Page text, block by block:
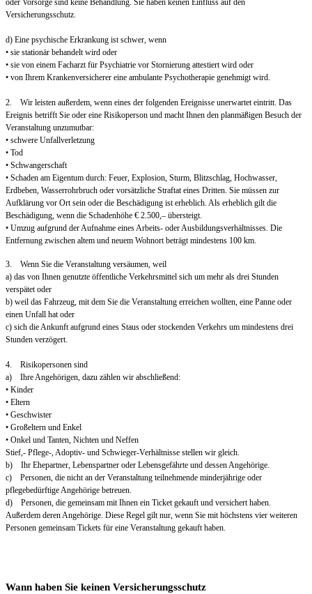
oder Vorsorge sind keine Behandlung. Sie haben keinen Einfluss auf den
Versicherungsschutz.
d) Eine psychische Erkrankung ist schwer, wenn
• sie stationär behandelt wird oder
• sie von einem Facharzt für Psychiatrie vor Stornierung attestiert wird oder
• von Ihrem Krankenversicherer eine ambulante Psychotherapie genehmigt wird.
2. Wir leisten außerdem, wenn eines der folgenden Ereignisse unerwartet eintritt. Das
Ereignis betrifft Sie oder eine Risikoperson und macht Ihnen den planmäßigen Besuch der
Veranstaltung unzumutbar:
• schwere Unfallverletzung
• Tod
• Schwangerschaft
• Schaden am Eigentum durch: Feuer, Explosion, Sturm, Blitzschlag, Hochwasser,
Erdbeben, Wasserrohrbruch oder vorsätzliche Straftat eines Dritten. Sie müssen zur
Aufklärung vor Ort sein oder die Beschädigung ist erheblich. Als erheblich gilt die
Beschädigung, wenn die Schadenhöhe € 2.500,– übersteigt.
• Umzug aufgrund der Aufnahme eines Arbeits- oder Ausbildungsverhältnisses. Die
Entfernung zwischen altem und neuem Wohnort beträgt mindestens 100 km.
3. Wenn Sie die Veranstaltung versäumen, weil
a) das von Ihnen genutzte öffentliche Verkehrsmittel sich um mehr als drei Stunden
verspätet oder
b) weil das Fahrzeug, mit dem Sie die Veranstaltung erreichen wollten, eine Panne oder
einen Unfall hat oder
c) sich die Ankunft aufgrund eines Staus oder stockenden Verkehrs um mindestens drei
Stunden verzögert.
4. Risikopersonen sind
a) Ihre Angehörigen, dazu zählen wir abschließend:
• Kinder
• Eltern
• Geschwister
• Großeltern und Enkel
• Onkel und Tanten, Nichten und Neffen
Stief,- Pflege-, Adoptiv- und Schwieger-Verhältnisse stellen wir gleich.
b) Ihr Ehepartner, Lebenspartner oder Lebensgefährte und dessen Angehörige.
c) Personen, die nicht an der Veranstaltung teilnehmende minderjährige oder
pflegebedürftige Angehörige betreuen.
d) Personen, die gemeinsam mit Ihnen ein Ticket gekauft und versichert haben.
Außerdem deren Angehörige. Diese Regel gilt nur, wenn Sie mit höchstens vier weiteren
Personen gemeinsam Tickets für eine Veranstaltung gekauft haben.
Wann haben Sie keinen Versicherungsschutz